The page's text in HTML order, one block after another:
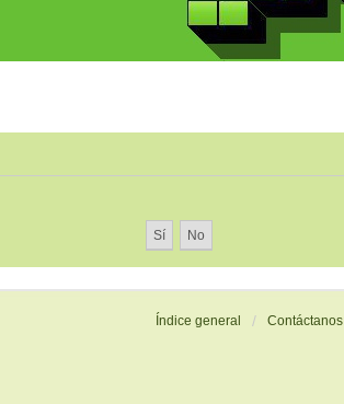
Índice general Contáctanos